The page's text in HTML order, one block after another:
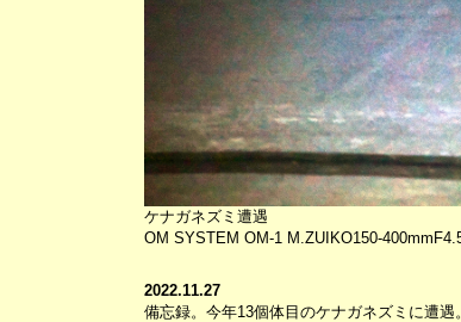
ケナガネズミ遭遇
OM SYSTEM OM-1 M.ZUIKO150-
2022.11.27
備忘録。今年13個体目のケナガネズミに遭遇。